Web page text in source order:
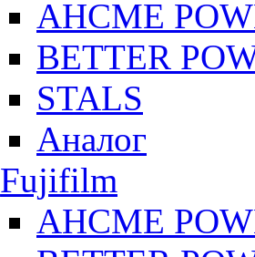
AHCME
BETTER
STALS
Аналог
Fujifilm
AHCME